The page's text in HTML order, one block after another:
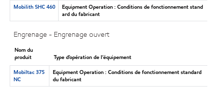
Mobilith SHC 460
Equipment Operation : Conditions de fonctionnement stand
ard du fabricant
Engrenage - Engrenage ouvert
Nom du
produit
Type d’opération de l’équipement
Mobiltac 375
NC
Equipment Operation : Conditions de fonctionnement standard
du fabricant